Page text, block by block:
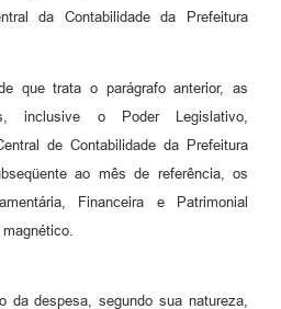
da Contabilidade da Prefeitura
que trata o parágrafo anterior, as
inclusive o Poder Legislativo,
de Contabilidade da Prefeitura
ao mês de referência, os
Financeira e Patrimonial
da despesa, segundo sua natureza,